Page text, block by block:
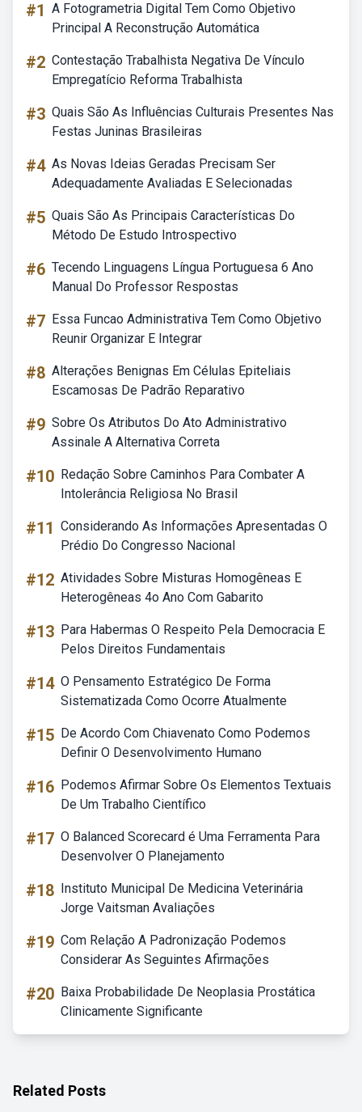
#1 A Fotogrametria Digital Tem Como Objetivo
Principal A Reconstrução Automática
#2 Contestação Trabalhista Negativa De Vínculo
Empregatício Reforma Trabalhista
#3 Quais São As Influências Culturais Presentes Nas
Festas Juninas Brasileiras
#4 As Novas Ideias Geradas Precisam Ser
Adequadamente Avaliadas E Selecionadas
#5 Quais São As Principais Características Do
Método De Estudo Introspectivo
#6 Tecendo Linguagens Língua Portuguesa 6 Ano
Manual Do Professor Respostas
#7 Essa Funcao Administrativa Tem Como Objetivo
Reunir Organizar E Integrar
#8 Alterações Benignas Em Células Epiteliais
Escamosas De Padrão Reparativo
#9 Sobre Os Atributos Do Ato Administrativo
Assinale A Alternativa Correta
#10 Redação Sobre Caminhos Para Combater A
Intolerância Religiosa No Brasil
#11 Considerando As Informações Apresentadas O
Prédio Do Congresso Nacional
#12 Atividades Sobre Misturas Homogêneas E
Heterogêneas 4o Ano Com Gabarito
#13 Para Habermas O Respeito Pela Democracia E
Pelos Direitos Fundamentais
#14 O Pensamento Estratégico De Forma
Sistematizada Como Ocorre Atualmente
#15 De Acordo Com Chiavenato Como Podemos
Definir O Desenvolvimento Humano
#16 Podemos Afirmar Sobre Os Elementos Textuais
De Um Trabalho Científico
#17 O Balanced Scorecard é Uma Ferramenta Para
Desenvolver O Planejamento
#18 Instituto Municipal De Medicina Veterinária
Jorge Vaitsman Avaliações
#19 Com Relação A Padronização Podemos
Considerar As Seguintes Afirmações
#20 Baixa Probabilidade De Neoplasia Prostática
Clinicamente Significante
Related Posts